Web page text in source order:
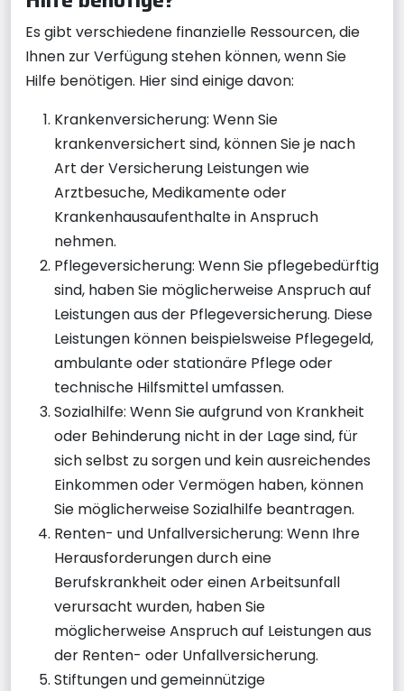
Es gibt verschiedene finanzielle Ressourcen, die
Ihnen zur Verfügung stehen können, wenn Sie
Hilfe benötigen. Hier sind einige davon:
Krankenversicherung: Wenn Sie
krankenversichert sind, können Sie je nach
Art der Versicherung Leistungen wie
Arztbesuche, Medikamente oder
Krankenhausaufenthalte in Anspruch
nehmen.
Pflegeversicherung: Wenn Sie pflegebedürftig
sind, haben Sie möglicherweise Anspruch auf
Leistungen aus der Pflegeversicherung. Diese
Leistungen können beispielsweise Pflegegeld,
ambulante oder stationäre Pflege oder
technische Hilfsmittel umfassen.
Sozialhilfe: Wenn Sie aufgrund von Krankheit
oder Behinderung nicht in der Lage sind, für
sich selbst zu sorgen und kein ausreichendes
Einkommen oder Vermögen haben, können
Sie möglicherweise Sozialhilfe beantragen.
Renten- und Unfallversicherung: Wenn Ihre
Herausforderungen durch eine
Berufskrankheit oder einen Arbeitsunfall
verursacht wurden, haben Sie
möglicherweise Anspruch auf Leistungen aus
der Renten- oder Unfallversicherung.
Stiftungen und gemeinnützige